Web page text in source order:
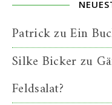
PatrickzuEin
Silke Bickerzu
Feldsalat?